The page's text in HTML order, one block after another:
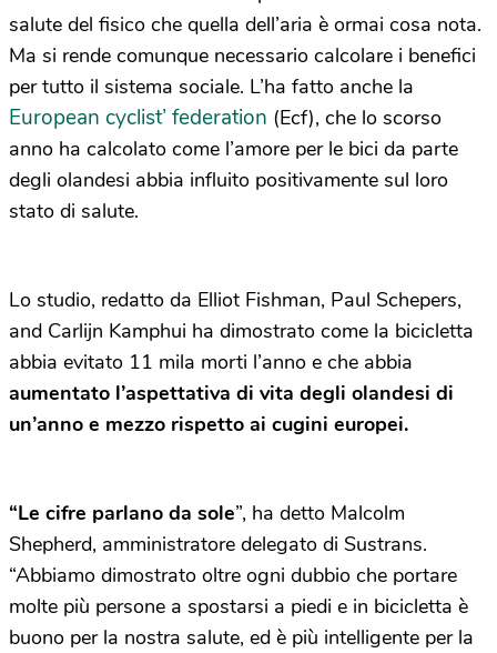
salute del fisico che quella dell’aria è ormai cosa nota.
Ma si rende comunque necessario calcolare i benefici
per tutto il sistema sociale. L’ha fatto anche la
European cyclist’ federation (Ecf), che lo scorso
anno ha calcolato come l’amore per le bici da parte
degli olandesi abbia influito positivamente sul loro
stato di salute.
Lo studio, redatto da Elliot Fishman, Paul Schepers,
and Carlijn Kamphui ha dimostrato come la bicicletta
abbia evitato 11 mila morti l’anno e che abbia
aumentato l’aspettativa di vita degli olandesi di
un’anno e mezzo rispetto ai cugini europei.
“Le cifre parlano da sole”, ha detto Malcolm
Shepherd, amministratore delegato di Sustrans.
“Abbiamo dimostrato oltre ogni dubbio che portare
molte più persone a spostarsi a piedi e in bicicletta è
buono per la nostra salute, ed è più intelligente per la